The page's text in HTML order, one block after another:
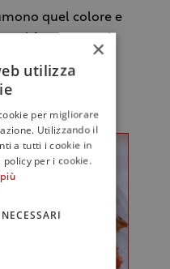
quel colore e
al forno a strati
aglio,
nello stesso
×
utilizza
per migliorare
Utilizzando il
a tutti i cookie in
per i cookie.
più